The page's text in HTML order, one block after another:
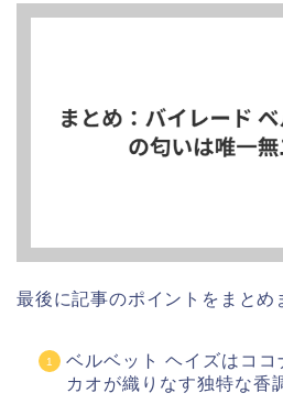
最後に記事のポイントをまとめ
ベルベット ヘイズはココ
カオが織りなす独特な香